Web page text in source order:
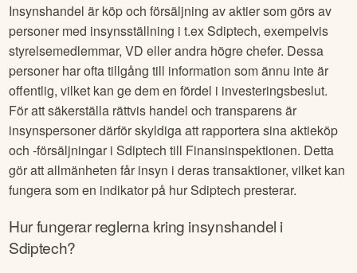
Insynshandel är köp och försäljning av aktier som görs av
personer med insynsställning i t.exSdiptech, exempelvis
styrelsemedlemmar, VD eller andra högre chefer. Dessa
personer har ofta tillgång till information som ännu inte är
offentlig, vilket kan ge dem en fördel i investeringsbeslut.
För att säkerställa rättvis handel och transparens är
insynspersoner därför skyldiga att rapportera sina aktieköp
och -försäljningar iSdiptech till Finansinspektionen. Detta
gör att allmänheten får insyn i deras transaktioner, vilket kan
fungera som en indikator på hurSdiptech presterar.
Hur fungerar reglerna kring insynshandel i
Sdiptech?